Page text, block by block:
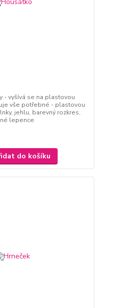
- vyšívá se na plastovou
vše potřebné - plastovou
jehlu, barevný rozkres,
lepence
do košíku